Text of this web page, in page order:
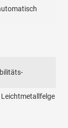
Leichtmetallfelge